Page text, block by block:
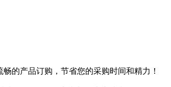
的产品订购，节省您的采购时间和精力！